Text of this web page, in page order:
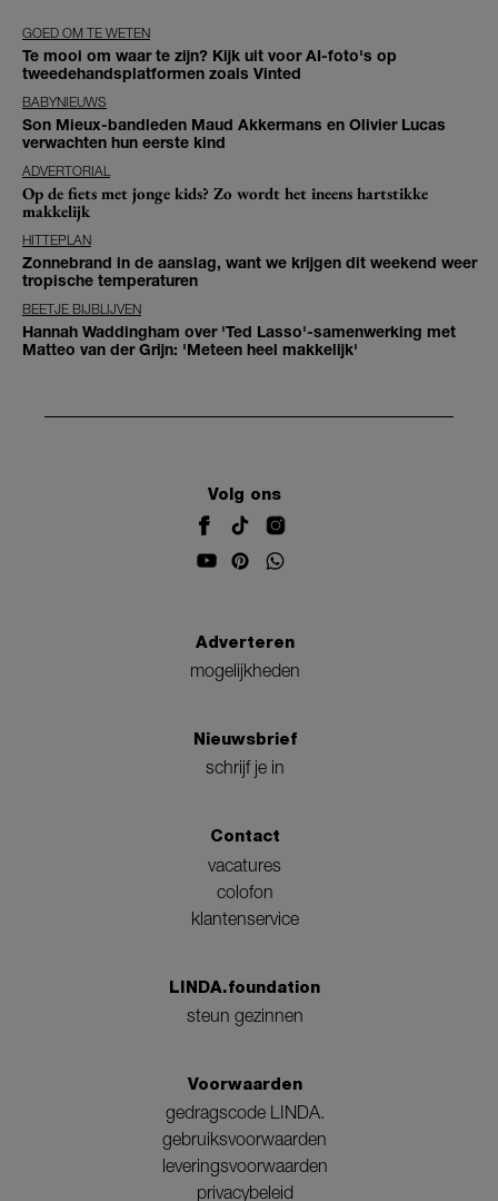
GOED OM TE WETEN
Te mooi om waar te zijn? Kijk uit voor AI-foto's op
tweedehandsplatformen zoals Vinted
BABYNIEUWS
Son Mieux-bandleden Maud Akkermans en Olivier Lucas
verwachten hun eerste kind
ADVERTORIAL
Op de fiets met jonge kids? Zo wordt het ineens hartstikke
makkelijk
HITTEPLAN
Zonnebrand in de aanslag, want we krijgen dit weekend weer
tropische temperaturen
BEETJE BIJBLIJVEN
Hannah Waddingham over 'Ted Lasso'-samenwerking met
Matteo van der Grijn: 'Meteen heel makkelijk'
Volg ons
Adverteren
mogelijkheden
Nieuwsbrief
schrijf je in
Contact
vacatures
colofon
klantenservice
LINDA.foundation
steun gezinnen
Voorwaarden
gedragscode LINDA.
gebruiksvoorwaarden
leveringsvoorwaarden
privacybeleid